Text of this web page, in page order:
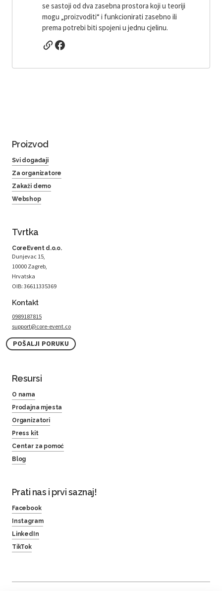
se sastoji od dva zasebna prostora koji u teoriji
mogu „proizvoditi“ i funkcionirati zasebno ili
prema potrebi biti spojeni u jednu cjelinu.
Proizvod
Svi događaji
Za organizatore
Zakaži demo
Webshop
Tvrtka
CoreEvent d.o.o.
Dunjevac 15,
10000 Zagreb,
Hrvatska
OIB: 36611335369
Kontakt
0989187815
support@core-event.co
POŠALJI PORUKU
Resursi
O nama
Prodajna mjesta
Organizatori
Press kit
Centar za pomoć
Blog
Prati nas i prvi saznaj!
Facebook
Instagram
LinkedIn
TikTok